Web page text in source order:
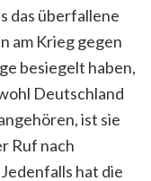
das überfallene
am Krieg gegen
besiegelt haben,
Deutschland
ist sie
Ruf nach
hat die